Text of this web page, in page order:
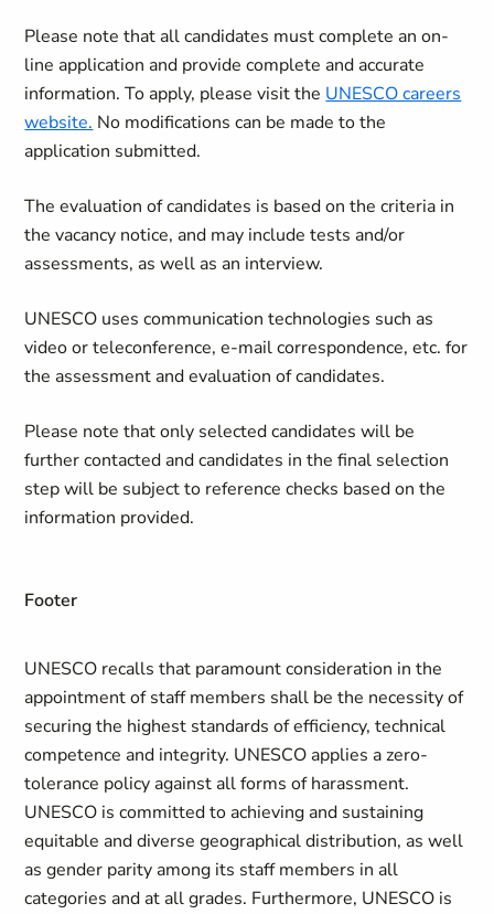
Please note that all candidates must complete an on-
line application and provide complete and accurate
information. To apply, please visit the UNESCO careers
website. No modifications can be made to the
application submitted.
The evaluation of candidates is based on the criteria in
the vacancy notice, and may include tests and/or
assessments, as well as an interview.
UNESCO uses communication technologies such as
video or teleconference, e-mail correspondence, etc. for
the assessment and evaluation of candidates.
Please note that only selected candidates will be
further contacted and candidates in the final selection
step will be subject to reference checks based on the
information provided.
Footer
UNESCO recalls that paramount consideration in the
appointment of staff members shall be the necessity of
securing the highest standards of efficiency, technical
competence and integrity. UNESCO applies a zero-
tolerance policy against all forms of harassment.
UNESCO is committed to achieving and sustaining
equitable and diverse geographical distribution, as well
as gender parity among its staff members in all
categories and at all grades. Furthermore, UNESCO is